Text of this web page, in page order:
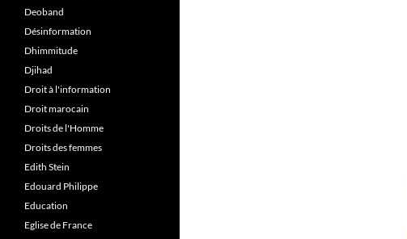
Deoband
Désinformation
Dhimmitude
Djihad
Droit à l'information
Droit marocain
Droits de l'Homme
Droits des femmes
Edith Stein
Edouard Philippe
Education
Eglise de France